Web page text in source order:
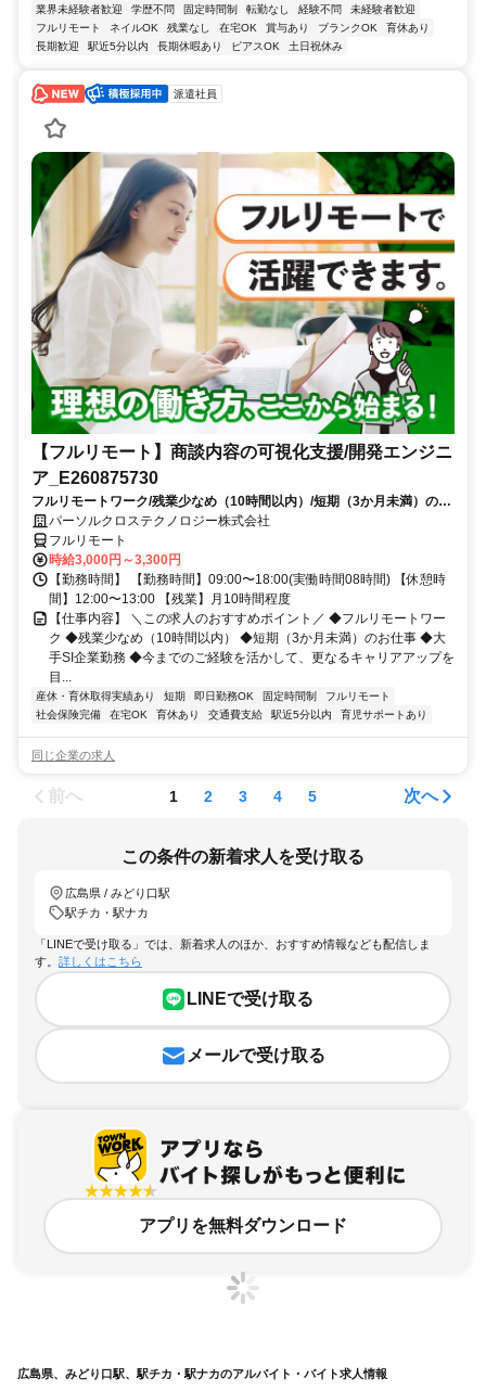
業界未経験者歓迎 学歴不問 固定時間制 転勤なし 経験不問
未経験者歓迎
フルリモート
ネイルOK 残業なし 在宅OK 賞与あり ブランクOK
育休あり
長期歓迎
駅近5分以内 長期休暇あり ピアスOK 土日祝休み
派遣社員
【フルリモート】商談内容の可視化支援/開発エンジニ
ア_E260875730
フルリモートワーク/残業少なめ（10時間以内）/短期（3か月未満）のお
仕事/大手SI企業勤務/今までのご経験を活かして、更なるキャリアアップ
を目指せます
パーソルクロステクノロジー株式会社
フルリモート
時給3,000円～3,300円
【勤務時間】 【勤務時間】09:00〜18:00(実働時間08時間) 【休憩時
間】12:00〜13:00 【残業】月10時間程度
【仕事内容】 ＼この求人のおすすめポイント／ ◆フルリモートワー
ク ◆残業少なめ（10時間以内） ◆短期（3か月未満）のお仕事 ◆大
手SI企業勤務 ◆今までのご経験を活かして、更なるキャリアアップを
目...
産休・育休取得実績あり 短期 即日勤務OK 固定時間制
フルリモート
社会保険完備
在宅OK 育休あり 交通費支給 駅近5分以内 育児サポートあり
同じ企業の求人
前へ 1 2 3 4 5 次へ
この条件の新着求人を受け取る
広島県 / みどり口駅
駅チカ・駅ナカ
「LINEで受け取る」では、新着求人のほか、おすすめ情報なども配信しま
す。 詳しくはこちら
LINEで受け取る
メールで受け取る
アプリを無料ダウンロード
広島県、みどり口駅、駅チカ・駅ナカのアルバイト・バイト求人情報